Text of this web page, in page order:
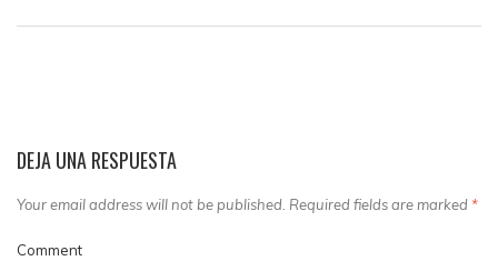
DEJA UNA RESPUESTA
Your email address will not be published. Required fields are marked *
Comment